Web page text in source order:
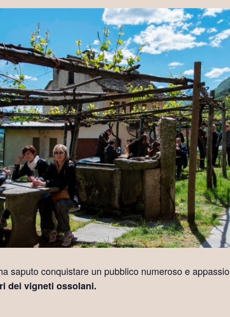
saputo conquistare un pubblico numeroso e
dei vigneti ossolani.